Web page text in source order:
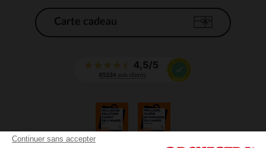
Continuer sans accepter
Carte cadeau